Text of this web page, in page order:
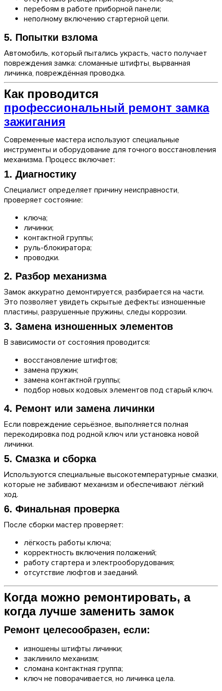
перебоям в работе приборной панели;
неполному включению стартерной цепи.
5. Попытки взлома
Автомобиль, который пытались украсть, часто получает
повреждения замка: сломанные штифты, вырванная
личинка, повреждённая проводка.
Как проводится
профессиональный ремонт замка
зажигания
Современные мастера используют специальные
инструменты и оборудование для точного восстановления
механизма. Процесс включает:
1. Диагностику
Специалист определяет причину неисправности,
проверяет состояние:
ключа;
личинки;
контактной группы;
руль-блокиратора;
проводки.
2. Разбор механизма
Замок аккуратно демонтируется, разбирается на части.
Это позволяет увидеть скрытые дефекты: изношенные
пластины, разрушенные пружины, следы коррозии.
3. Замена изношенных элементов
В зависимости от состояния проводится:
восстановление штифтов;
замена пружин;
замена контактной группы;
подбор новых кодовых элементов под старый ключ.
4. Ремонт или замена личинки
Если повреждение серьёзное, выполняется полная
перекодировка под родной ключ или установка новой
личинки.
5. Смазка и сборка
Используются специальные высокотемпературные смазки,
которые не забивают механизм и обеспечивают лёгкий
ход.
6. Финальная проверка
После сборки мастер проверяет:
лёгкость работы ключа;
корректность включения положений;
работу стартера и электрооборудования;
отсутствие люфтов и заеданий.
Когда можно ремонтировать, а
когда лучше заменить замок
Ремонт целесообразен, если:
изношены штифты личинки;
заклинило механизм;
сломана контактная группа;
ключ не поворачивается, но личинка цела.